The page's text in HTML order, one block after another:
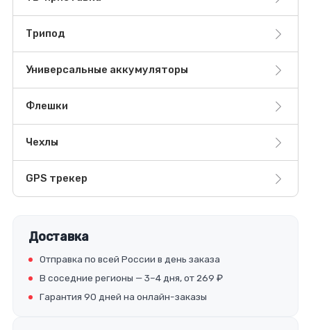
Трипод
Универсальные аккумуляторы
Флешки
Чехлы
GPS трекер
Доставка
Отправка по всей России в день заказа
В соседние регионы — 3–4 дня, от 269 ₽
Гарантия 90 дней на онлайн-заказы